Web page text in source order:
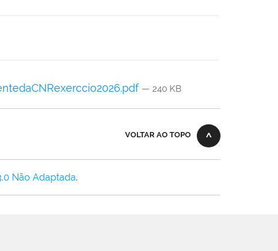
— 240 KB
VOLTAR AO TOPO
Não Adaptada.